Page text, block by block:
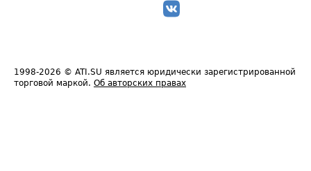
1998-2026 © ATI.SU является юридически зарегистрированной
торговой маркой. Об авторских правах